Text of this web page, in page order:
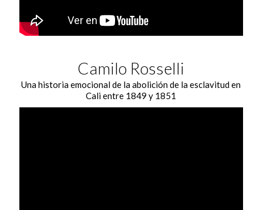
Camilo Rosselli
Una historia emocional de la abolición de la esclavitud en
Cali entre 1849 y 1851